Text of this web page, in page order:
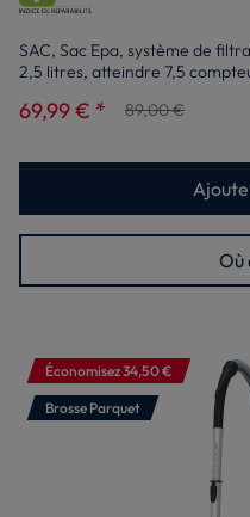
SAC, Sac Epa, système de
2,5 litres, atteindre 7,5
69,99 € * 89,00 €
Où
Économisez 34,50 €
Brosse Parquet